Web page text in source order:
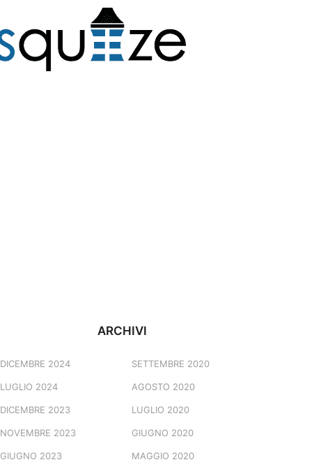
ARCHIVI
DICEMBRE 2024
LUGLIO 2024
DICEMBRE 2023
NOVEMBRE 2023
GIUGNO 2023
SETTEMBRE 2020
AGOSTO 2020
LUGLIO 2020
GIUGNO 2020
MAGGIO 2020